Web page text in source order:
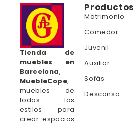
Tienda de
muebles en
Barcelona,
MuebleCope,
muebles de
todos los
estilos para
crear espacios
Productos
Matrimonio
Comedor
Juvenil
Auxiliar
Sofás
Descanso